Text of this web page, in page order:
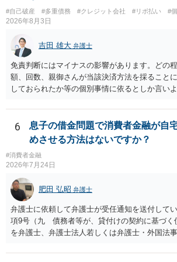
を持参のうえ個別に弁護士に相談されることを
#自己破産 #多重債務 #クレジット会社 #リボ払い #
2026年8月3日
吉田 雄大 弁護士
免責判断にはマイナスの影響があります。どの
額、回数、親御さんが当該決済方法を採ること
しておられたか等の個別事情に依るとしか言い
なって相談し、善後策を考えることをお勧めし
6
息子の借金問題で消費者金融が自
めさせる方法はないですか？
#消費者金融
2026年7月24日
肥田 弘昭 弁護士
弁護士に依頼して弁護士が受任通知を送付して
項9号（九 債務者等が、貸付けの契約に基づく
を弁護士、弁護士法人若しくは弁護士・外国法
等」という。）に委託し、又はその処理のため